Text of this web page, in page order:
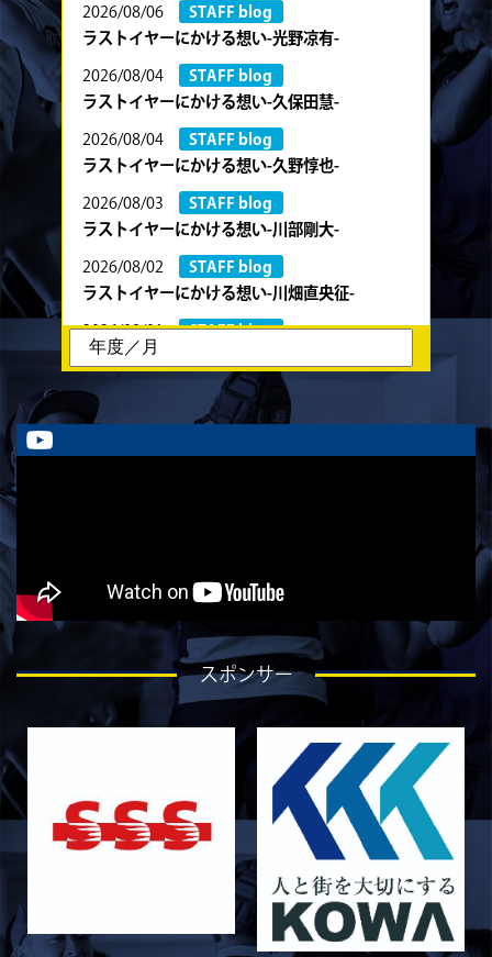
2026/08/06
STAFF blog
ラストイヤーにかける想い-光野凉有-
2026/08/04
STAFF blog
ラストイヤーにかける想い-久保田慧-
2026/08/04
STAFF blog
ラストイヤーにかける想い-久野惇也-
2026/08/03
STAFF blog
ラストイヤーにかける想い-川部剛大-
2026/08/02
STAFF blog
ラストイヤーにかける想い-川畑直央征-
2026/08/01
STAFF blog
ラストイヤーにかける想い-香山創祐-
2026/07/30
STAFF blog
ラストイヤーにかける想い-金本亮斗-
2026/07/30
STAFF blog
2026/07/27
STAFF blog
STAFF blog
ラストイヤーにかける想い-芦塚悠大-
2026/07/25
6月27日 朝日大学戦
2026/06/26
STAFF blog
【Rits Familyのバトン】vol. 2 稲西輝紀
STAFF blog
スポンサー